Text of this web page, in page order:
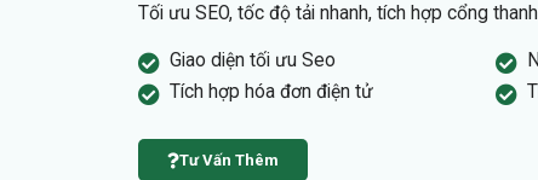
Tối ưu SEO, tốc độ tải nhanh, tích hợp cổng
Giao diện tối ưu Seo
Tích hợp hóa đơn điện tử
Tư Vấn Thêm